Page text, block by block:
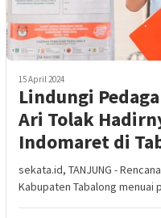
15 April 2024
Lindungi
Ari Tolak
Indomaret di
sekata.id, TANJUNG -
Kabupaten Tabalong